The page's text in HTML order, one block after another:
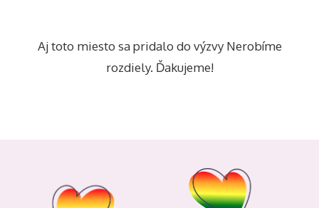
Aj toto miesto sa pridalo do výzvy Nerobíme
rozdiely. Ďakujeme!